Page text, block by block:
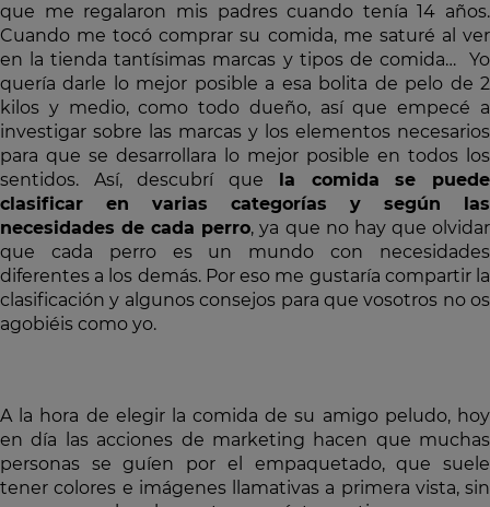
que me regalaron mis padres cuando tenía 14 años.
Cuando me tocó comprar su comida, me saturé al ver
en la tienda tantísimas marcas y tipos de comida… Yo
quería darle lo mejor posible a esa bolita de pelo de 2
kilos y medio, como todo dueño, así que empecé a
investigar sobre las marcas y los elementos necesarios
para que se desarrollara lo mejor posible en todos los
sentidos. Así, descubrí que la comida se puede
clasificar en varias categorías y según las
necesidades de cada perro, ya que no hay que olvidar
que cada perro es un mundo con necesidades
diferentes a los demás. Por eso me gustaría compartir la
clasificación y algunos consejos para que vosotros no os
agobiéis como yo.
A la hora de elegir la comida de su amigo peludo, hoy
en día las acciones de marketing hacen que muchas
personas se guíen por el empaquetado, que suele
tener colores e imágenes llamativas a primera vista, sin